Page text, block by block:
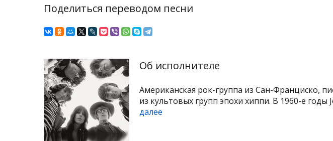
Поделиться переводом песни
Об исполнителе
Американская рок-группа из Сан-Франциско,
из культовых групп эпохи хиппи. В 1960-е годы
далее